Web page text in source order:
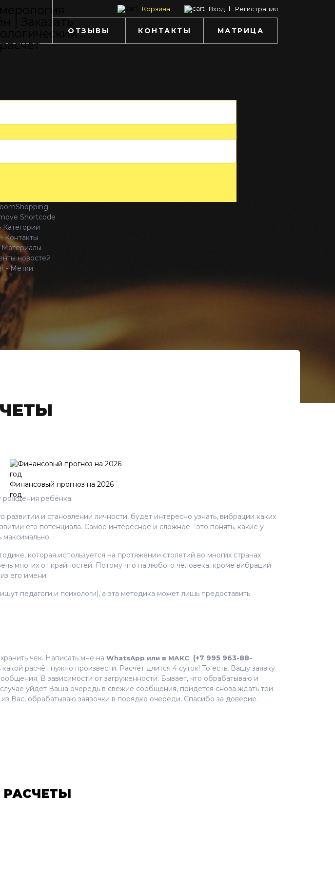
Корзина Вход Регистрация
ОТЗЫВЫ КОНТАКТЫ МАТРИЦА
Shortcode
Контакты
новостей
- Метки
рождения ребёнка.
и становлении личности, будет интересно узнать, вибрации каких
его потенциала. Самое интересное и сложное - это понять, какие у
максимально.
которая используется на протяжении столетий во многих странах
многих от крайностей. Потому что на любого человека, кроме вибраций
его имени.
педагоги и психологи), а эта методика может лишь предоставить
чек. Написать мне на WhatsApp или в МАКС (+7 995 963-88-
расчёт нужно произвести. Расчёт длится 4 суток! То есть, Вашу заявку
В зависимости от загруженности. Бывает, что обрабатываю и
уйдёт Ваша очередь в свежие сообщения, придётся снова ждать три
Вас, обрабатываю заявочки в порядке очереди. Спасибо за доверие.
РАСЧЕТЫ
Финансовый прогноз на 2026
год